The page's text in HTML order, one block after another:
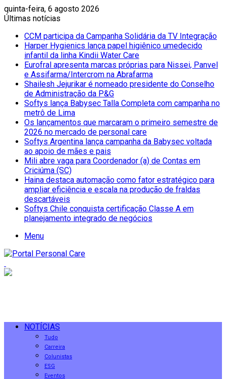
quinta-feira, 6 agosto 2026
Últimas notícias
CCM participa da Campanha Solidária da TV Integração
Harper Hygienics lança papel higiênico umedecido
infantil da linha Kindii Water Care
Eurofral apresenta marcas próprias para Nissei, Panvel
e Assifarma/Intercrom na Abrafarma
Shailesh Jejurikar é nomeado presidente do Conselho
de Administração da P&G
Softys lança Babysec Talla Completa com campanha no
metrô de Lima
Os lançamentos que marcaram o primeiro semestre de
2026 no mercado de personal care
Softys Argentina lança campanha da Babysec voltada
ao apoio de mães e pais
Mili abre vaga para Coordenador (a) de Contas em
Criciúma (SC)
Haina destaca automação como fator estratégico para
ampliar eficiência e escala na produção de fraldas
descartáveis
Softys Chile conquista certificação Classe A em
planejamento integrado de negócios
Menu
NOTÍCIAS
Tudo
Carreira
Colunistas
ESG
Eventos